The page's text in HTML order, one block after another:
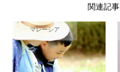
関連記
マレーシア